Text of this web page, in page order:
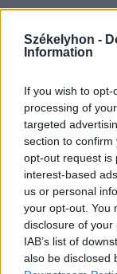
Székelyhon -
Information
If you wish to
processing of
targeted
section to
opt-out request is
interest-based
us or personal
your opt-out. You
disclosure of
IAB’s list of
also be disclosed
Szerzői
Cookie-